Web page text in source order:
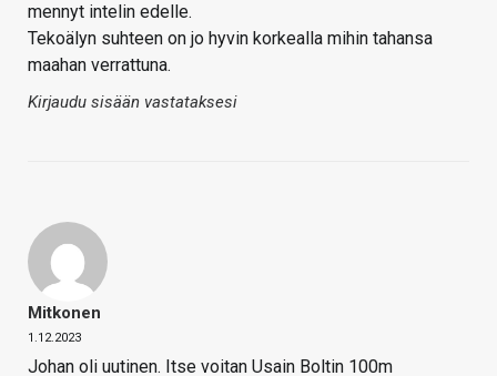
mennyt intelin edelle.
Tekoälyn suhteen on jo hyvin korkealla mihin tahansa
maahan verrattuna.
Kirjaudu sisään vastataksesi
Mitkonen
1.12.2023
Johan oli uutinen. Itse voitan Usain Boltin 100m